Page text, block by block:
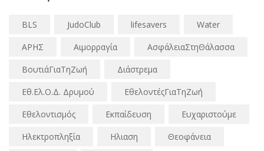
BLS JudoClub lifesavers
Water
ΑΡΗΣ
Αιμορραγία
ΑσφάλειαΣτηΘάλασσα
ΒουτιάΓιαΤηΖωή
Διάστρεμα
Εθ.Ελ.Ο.Δ. Δρυμού
ΕθελοντέςΓιαΤηΖωή
Εθελοντισμός
Εκπαίδευση
Ευχαριστούμε
Ηλεκτροπληξία
Ηλιαση
Θεοφάνεια